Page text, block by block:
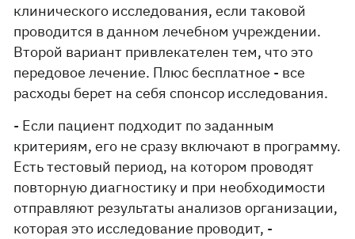
клинического исследования, если таковой
проводится в данном лечебном учреждении.
Второй вариант привлекателен тем, что это
передовое лечение. Плюс бесплатное - все
расходы берет на себя спонсор исследования.
- Если пациент подходит по заданным
критериям, его не сразу включают в программу.
Есть тестовый период, на котором проводят
повторную диагностику и при необходимости
отправляют результаты анализов организации,
которая это исследование проводит, -